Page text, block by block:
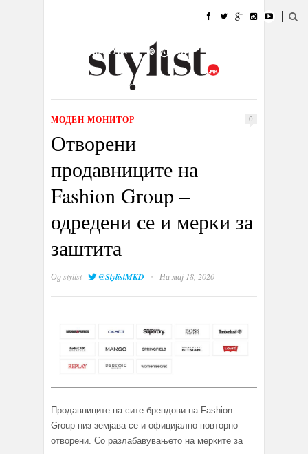
УБАВИНА
КУЛТУРА @РАБОТА
ИЗЛОГ
МОДЕН МОНИТОР 0
Отворени
продавниците на
Fashion Group –
одредени се и мерки за
заштита
Одstylist @StylistMKD · На мај 18, 2020
Продавниците на сите брендови на Fashion
Group низ земјава се и официјално повторно
отворени. Со разлабавувањето на мерките за